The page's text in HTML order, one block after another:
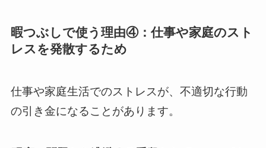
暇つぶしで使う理由④：仕事や家庭のスト
レスを発散するため
仕事や家庭生活でのストレスが、不適切な行動
の引き金になることがあります。